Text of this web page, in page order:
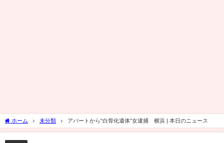
ホーム 未分類 アパートから“白骨化遺体”女逮捕 横浜 | 本日のニュース